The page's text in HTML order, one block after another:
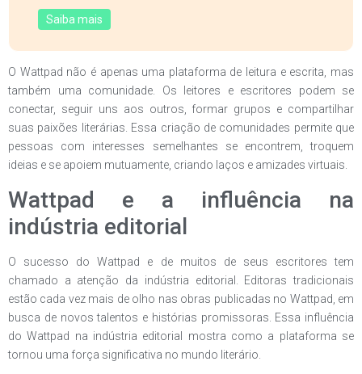
Saiba mais
O Wattpad não é apenas uma plataforma de leitura e escrita, mas
também uma comunidade. Os leitores e escritores podem se
conectar, seguir uns aos outros, formar grupos e compartilhar
suas paixões literárias. Essa criação de comunidades permite que
pessoas com interesses semelhantes se encontrem, troquem
ideias e se apoiem mutuamente, criando laços e amizades virtuais.
Wattpad e a influência na
indústria editorial
O sucesso do Wattpad e de muitos de seus escritores tem
chamado a atenção da indústria editorial. Editoras tradicionais
estão cada vez mais de olho nas obras publicadas no Wattpad, em
busca de novos talentos e histórias promissoras. Essa influência
do Wattpad na indústria editorial mostra como a plataforma se
tornou uma força significativa no mundo literário.